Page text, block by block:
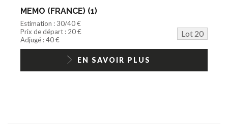
MEMO (FRANCE) (1)
Estimation : 30/40 €
Prix de départ : 20 €
Lot 20
Adjugé : 40 €
EN SAVOIR PLUS